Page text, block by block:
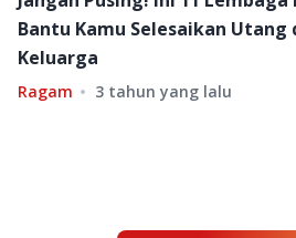
Bantu Kamu Selesaikan Utang
Keluarga
Ragam 3 tahun yang lalu